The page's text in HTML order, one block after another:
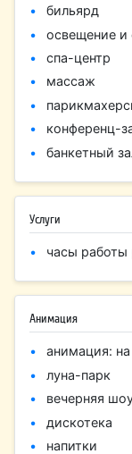
бильярд
освещение и
спа-центр
массаж
конференц-
банкетный
Услуги
часы работы
Анимация
анимация:
луна-парк
вечерняя
дискотека
напитки